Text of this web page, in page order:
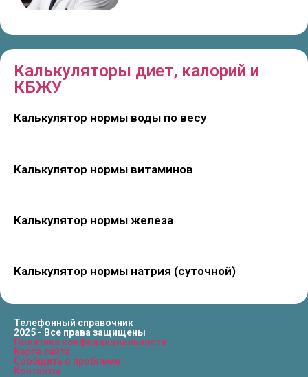
Калькуляторы диет, калорий и
КБЖУ
Калькулятор нормы воды по весу
Калькулятор нормы витаминов
Калькулятор нормы железа
Калькулятор нормы натрия (суточной)
Телефонный справочник
2025 - Все права защищены
Политика конфиденциальности
Карта сайта
Сообщить о проблеме
Контакты